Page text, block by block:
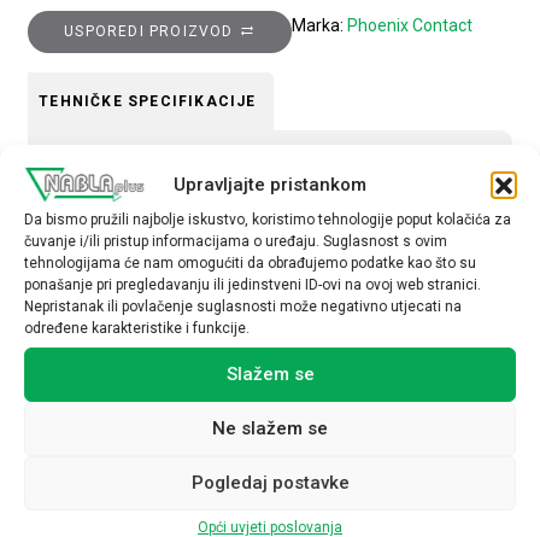
Upravljajte pristankom
Da bismo pružili najbolje iskustvo, koristimo tehnologije poput kolačića za
čuvanje i/ili pristup informacijama o uređaju. Suglasnost s ovim
tehnologijama će nam omogućiti da obrađujemo podatke kao što su
ponašanje pri pregledavanju ili jedinstveni ID-ovi na ovoj web stranici.
Nepristanak ili povlačenje suglasnosti može negativno utjecati na
određene karakteristike i funkcije.
Slažem se
Ne slažem se
Pogledaj postavke
Opći uvjeti poslovanja
USPOREDI PROIZVOD Marka: Phoenix Contact
TEHNIČKE SPECIFIKACIJE
materijal
plastika
Povezani proizvodi